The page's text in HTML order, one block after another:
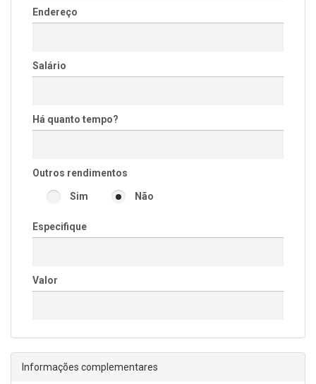
Endereço
Salário
Há quanto tempo?
Outros rendimentos
Sim Não
Especifique
Valor
Informações complementares